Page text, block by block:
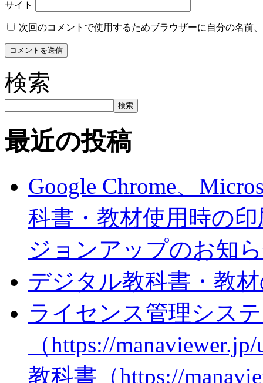
サイト
次回のコメントで使用するためブラウザーに自分の名前
検索
検索
最近の投稿
Google Chrome、
科書・教材使用時の
ジョンアップのお知
デジタル教科書・教
ライセンス管理シス
（https://
教科書（https://